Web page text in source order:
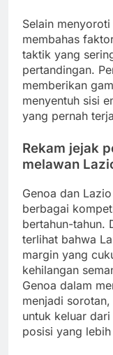
Selain
membahas
taktik yang
pertandingan.
memberikan
menyentuh sisi
yang pernah
Rekam jejak
melawan
Genoa dan
berbagai
bertahun-tahun.
terlihat bahwa
margin yang
kehilangan
Genoa dalam
menjadi
untuk keluar
posisi yang